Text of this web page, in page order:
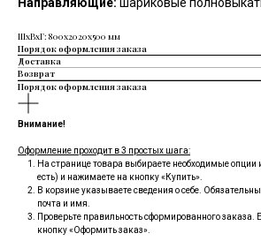
ШxВxГ: 800x2020x500 мм
Порядок оформления заказа
Доставка
Возврат
Порядок оформления заказа
Внимание!
Оформление проходит в 3 простых шага:
На странице товара выбираете необходимые
есть) и нажимаете на кнопку «Купить».
В корзине указываете сведения о себе.
почта и имя.
Проверьте правильность сформированного заказа.
кнопку «Оформить заказ».